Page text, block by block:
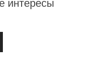
интересы